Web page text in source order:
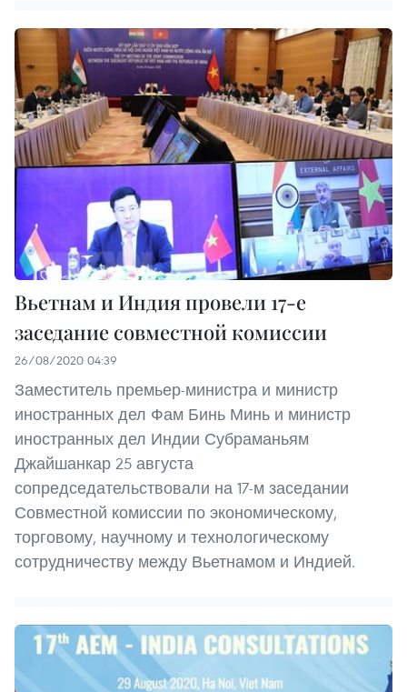
Вьетнам и Индия провели 17-е
заседание совместной комиссии
26/08/2020 04:39
Заместитель премьер-министра и министр
иностранных дел Фам Бинь Минь и министр
иностранных дел Индии Субраманьям
Джайшанкар 25 августа
сопредседательствовали на 17-м заседании
Совместной комиссии по экономическому,
торговому, научному и технологическому
сотрудничеству между Вьетнамом и Индией.